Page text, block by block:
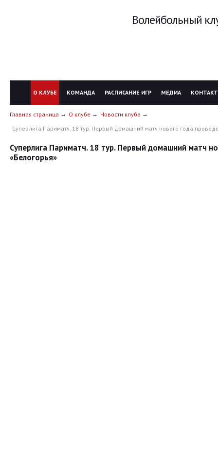
Волейбольный
О КЛУБЕ КОМАНДА РАСПИСАНИЕ ИГР МЕДИА
Главная страница О клубе
Новости клуба
Суперлига Париматч. 18 тур. Первый домашний матч нового года
Суперлига Париматч. 18 тур. Первый домашний матч
«Белогорья»